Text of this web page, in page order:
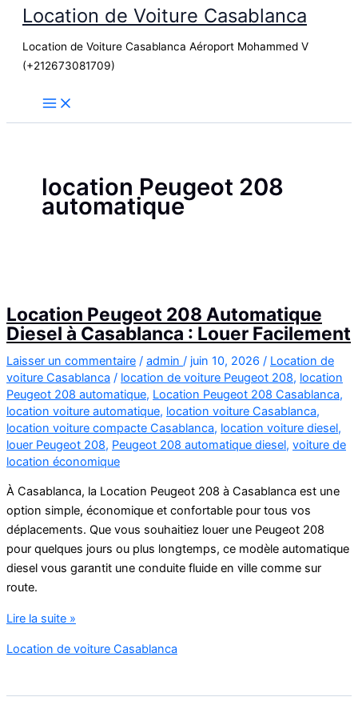
contenu
Location de Voiture Casablanca
Location de Voiture Casablanca Aéroport Mohammed V
(+212673081709)
location Peugeot 208
automatique
Location Peugeot 208 Automatique
Diesel à Casablanca : Louer Facilement
Laisser un commentaire / admin / juin 10, 2026 / Location de
voiture Casablanca / location de voiture Peugeot 208, location
Peugeot 208 automatique, Location Peugeot 208 Casablanca,
location voiture automatique, location voiture Casablanca,
location voiture compacte Casablanca, location voiture diesel,
louer Peugeot 208, Peugeot 208 automatique diesel, voiture de
location économique
À Casablanca, la Location Peugeot 208 à Casablanca est une
option simple, économique et confortable pour tous vos
déplacements. Que vous souhaitiez louer une Peugeot 208
pour quelques jours ou plus longtemps, ce modèle automatique
diesel vous garantit une conduite fluide en ville comme sur
route.
Location
208
Diesel
Lire la suite »
Location de voiture Casablanca